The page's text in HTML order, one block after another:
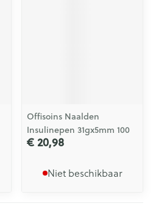
Offisoins Naalden
Insulinepen 31gx5mm 100
€ 20,98
Niet beschikbaar